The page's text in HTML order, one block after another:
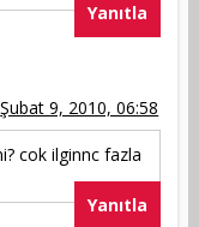
Yanıtla
Şubat 9, 2010, 06:58
cok ilginnc fazla
Yanıtla